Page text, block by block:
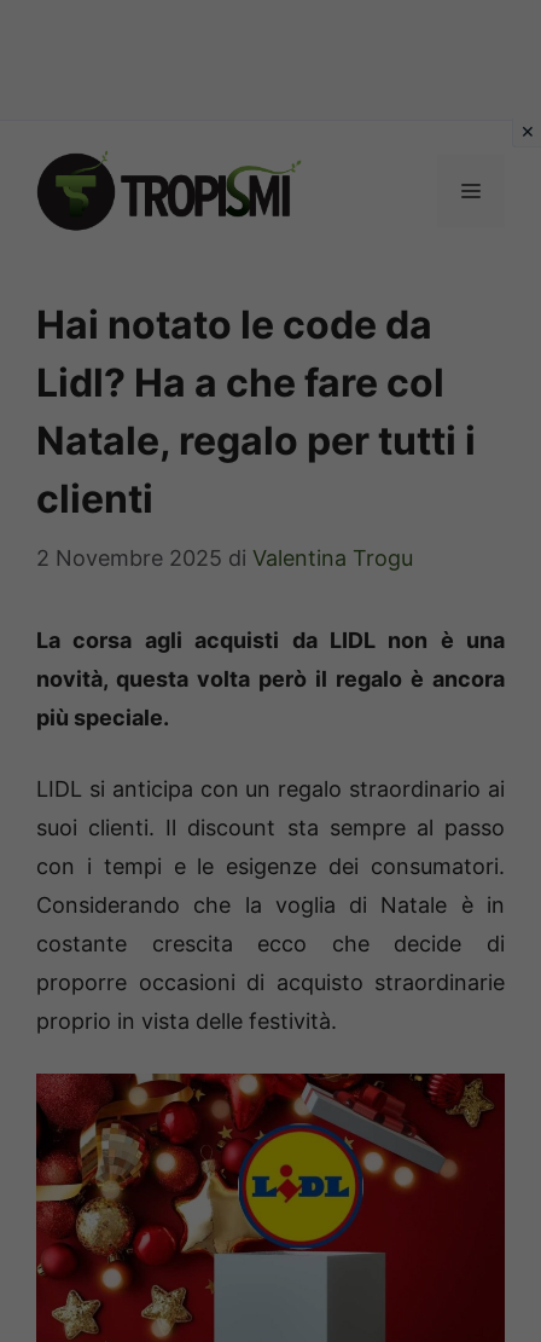
contenuto
MENU
Hai notato le code da
Lidl? Ha a che fare col
Natale, regalo per tutti i
clienti
2 Novembre 2025 di Valentina Trogu
La corsa agli acquisti da LIDL non è una
novità, questa volta però il regalo è ancora
più speciale.
LIDL si anticipa con un regalo straordinario ai
suoi clienti. Il discount sta sempre al passo
con i tempi e le esigenze dei consumatori.
Considerando che la voglia di Natale è in
costante crescita ecco che decide di
proporre occasioni di acquisto straordinarie
proprio in vista delle festività.